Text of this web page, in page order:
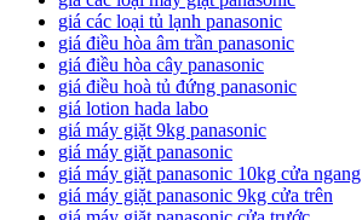
giá các loại tủ lạnh panasonic
giá điều hòa âm trần panasonic
giá điều hòa cây panasonic
giá điều hoà tủ đứng panasonic
giá lotion hada labo
giá máy giặt 9kg panasonic
giá máy giặt panasonic
giá máy giặt panasonic 10kg cửa ngang
giá máy giặt panasonic 9kg cửa trên